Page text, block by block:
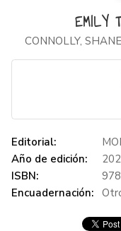
EMILY
CONNOLLY, SHANE
Editorial:
Año de edición:
ISBN:
Encuadernación: